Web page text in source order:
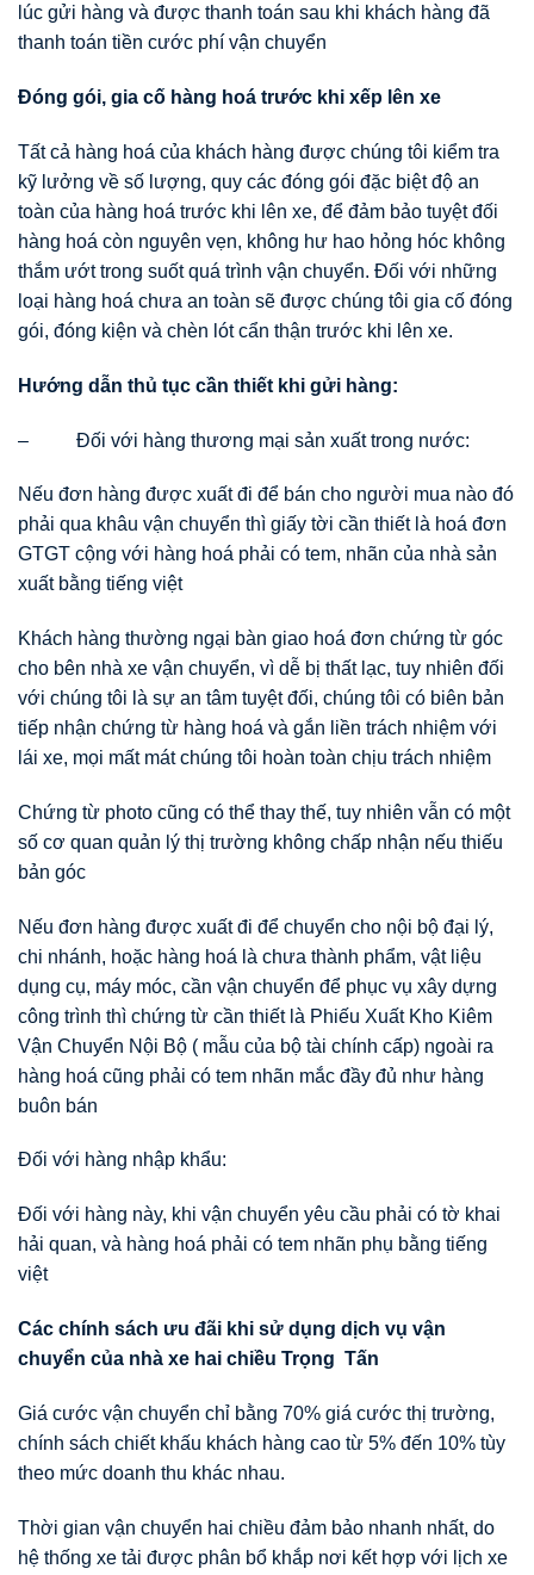
lúc gửi hàng và được thanh toán sau khi khách hàng đã
thanh toán tiền cước phí vận chuyển
Đóng gói, gia cố hàng hoá trước khi xếp lên xe
Tất cả hàng hoá của khách hàng được chúng tôi kiểm tra
kỹ lưởng về số lượng, quy các đóng gói đặc biệt độ an
toàn của hàng hoá trước khi lên xe, để đảm bảo tuyệt đối
hàng hoá còn nguyên vẹn, không hư hao hỏng hóc không
thắm ướt trong suốt quá trình vận chuyển. Đối với những
loại hàng hoá chưa an toàn sẽ được chúng tôi gia cố đóng
gói, đóng kiện và chèn lót cẩn thận trước khi lên xe.
Hướng dẫn thủ tục cần thiết khi gửi hàng:
– Đối với hàng thương mại sản xuất trong nước:
Nếu đơn hàng được xuất đi để bán cho người mua nào đó
phải qua khâu vận chuyển thì giấy tời cần thiết là hoá đơn
GTGT cộng với hàng hoá phải có tem, nhãn của nhà sản
xuất bằng tiếng việt
Khách hàng thường ngại bàn giao hoá đơn chứng từ góc
cho bên nhà xe vận chuyển, vì dễ bị thất lạc, tuy nhiên đối
với chúng tôi là sự an tâm tuyệt đối, chúng tôi có biên bản
tiếp nhận chứng từ hàng hoá và gắn liền trách nhiệm với
lái xe, mọi mất mát chúng tôi hoàn toàn chịu trách nhiệm
Chứng từ photo cũng có thể thay thế, tuy nhiên vẫn có một
số cơ quan quản lý thị trường không chấp nhận nếu thiếu
bản góc
Nếu đơn hàng được xuất đi để chuyển cho nội bộ đại lý,
chi nhánh, hoặc hàng hoá là chưa thành phẩm, vật liệu
dụng cụ, máy móc, cần vận chuyển để phục vụ xây dựng
công trình thì chứng từ cần thiết là Phiếu Xuất Kho Kiêm
Vận Chuyển Nội Bộ ( mẫu của bộ tài chính cấp) ngoài ra
hàng hoá cũng phải có tem nhãn mắc đầy đủ như hàng
buôn bán
Đối với hàng nhập khẩu:
Đối với hàng này, khi vận chuyển yêu cầu phải có tờ khai
hải quan, và hàng hoá phải có tem nhãn phụ bằng tiếng
việt
Các chính sách ưu đãi khi sử d ụng d ịch vụ vận
chuyển của nhà xe hai chiều Trọng Tấn
Giá cước vận chuyển chỉ bằng 70% giá cước thị trường,
chính sách chiết khấu khách hàng cao từ 5% đến 10% tùy
theo mức doanh thu khác nhau.
Thời gian vận chuyển hai chiều đảm bảo nhanh nhất, do
hệ thống xe tải được phân bổ khắp nơi kết hợp với lịch xe